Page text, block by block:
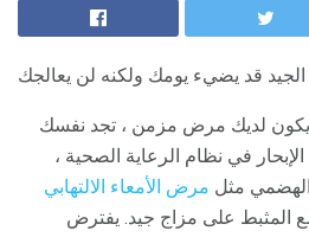
قد يضيء يومك ولكنه لن يعالجك
يكون لديك مرض مزمن ، تجد نفسك
في نظام الرعاية الصحية ،
مثل مرض الأمعاء الالتهابي
المثبط على مزاج جيد. يفترض